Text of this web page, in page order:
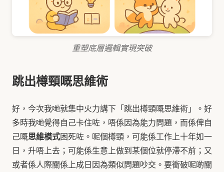
重塑底層邏輯實現突破
跳出樽頸嘅思維術
好，今次我哋就集中火力講下「跳出樽頸嘅思維術」。好
多時我哋覺得自己卡住咗，唔係因為能力問題，而係俾自
己嘅思維模式困死咗。呢個樽頸，可能係工作上十年如一
日，升唔上去；可能係生意上做到某個位就停滯不前；又
或者係人際關係上成日因為類似問題吵交。要衝破呢啲關